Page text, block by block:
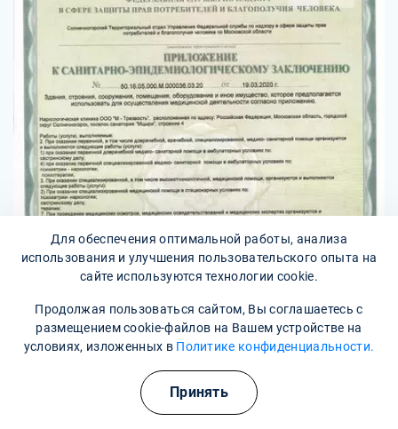
Для обеспечения оптимальной работы, анализа
использования и улучшения пользовательского опыта на
сайте используются технологии cookie.
Продолжая пользоваться сайтом, Вы соглашаетесь с
размещением cookie-файлов на Вашем устройстве на
условиях, изложенных в Политике конфиденциальности.
Принять